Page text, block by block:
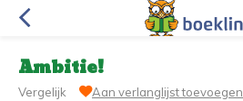
Ambitie!
Vergelijk Aan verlanglijst toevoegen